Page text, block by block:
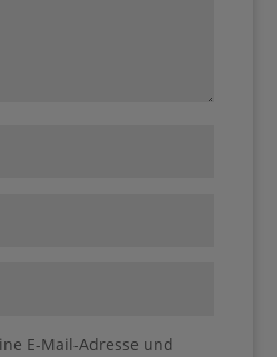
E-Mail-Adresse und